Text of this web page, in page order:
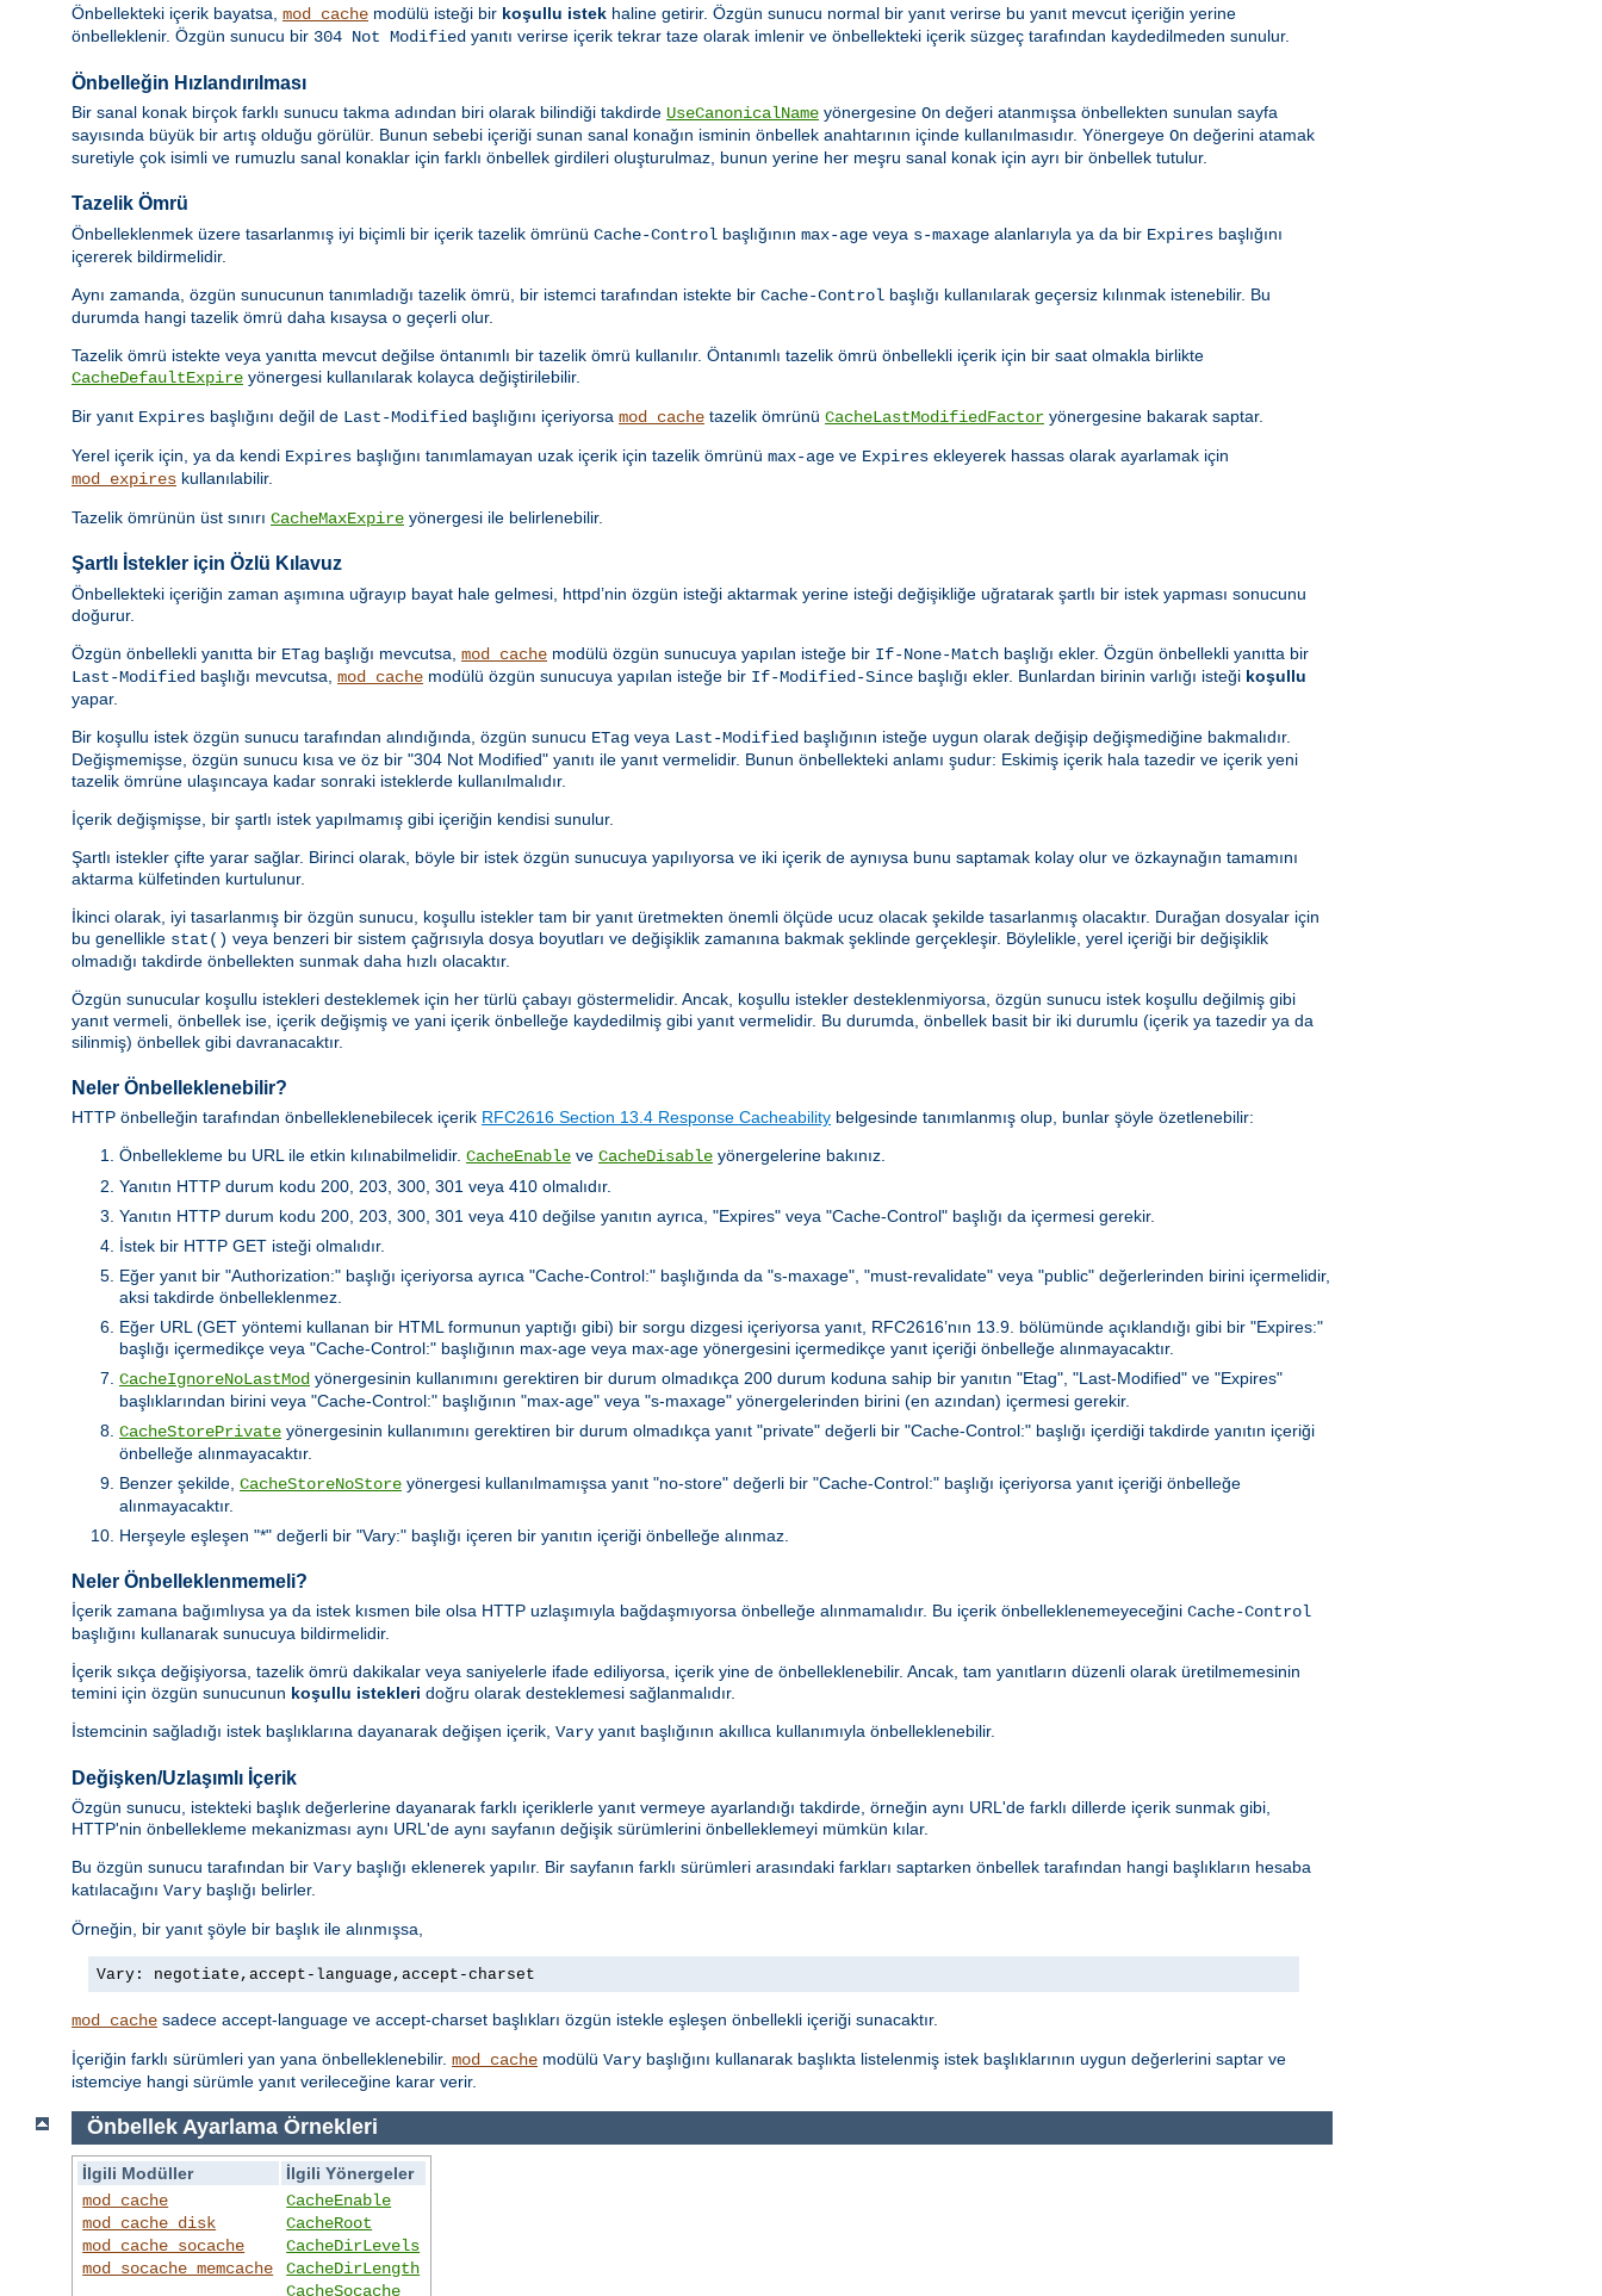
Önbellekteki içerik bayatsa, mod_cache modülü isteği bir koşullu istek haline getirir. Özgün sunucu normal bir yanıt verirse bu yanıt mevcut içeriğin yerine
önbelleklenir. Özgün sunucu bir 304 Not Modified yanıtı verirse içerik tekrar taze olarak imlenir ve önbellekteki içerik süzgeç tarafından kaydedilmeden sunulur.
Önbelleğin Hızlandırılması
Bir sanal konak birçok farklı sunucu takma adından biri olarak bilindiği takdirde UseCanonicalName yönergesine On değeri atanmışsa önbellekten sunulan sayfa
sayısında büyük bir artış olduğu görülür. Bunun sebebi içeriği sunan sanal konağın isminin önbellek anahtarının içinde kullanılmasıdır. Yönergeye On değerini atamak
suretiyle çok isimli ve rumuzlu sanal konaklar için farklı önbellek girdileri oluşturulmaz, bunun yerine her meşru sanal konak için ayrı bir önbellek tutulur.
Tazelik Ömrü
Önbelleklenmek üzere tasarlanmış iyi biçimli bir içerik tazelik ömrünü Cache-Control başlığının max-age veya s-maxage alanlarıyla ya da bir Expires başlığını
içererek bildirmelidir.
Aynı zamanda, özgün sunucunun tanımladığı tazelik ömrü, bir istemci tarafından istekte bir Cache-Control başlığı kullanılarak geçersiz kılınmak istenebilir. Bu
durumda hangi tazelik ömrü daha kısaysa o geçerli olur.
Tazelik ömrü istekte veya yanıtta mevcut değilse öntanımlı bir tazelik ömrü kullanılır. Öntanımlı tazelik ömrü önbellekli içerik için bir saat olmakla birlikte
CacheDefaultExpire yönergesi kullanılarak kolayca değiştirilebilir.
Bir yanıt Expires başlığını değil de Last-Modified başlığını içeriyorsa mod_cache tazelik ömrünü CacheLastModifiedFactor yönergesine bakarak saptar.
Yerel içerik için, ya da kendi Expires başlığını tanımlamayan uzak içerik için tazelik ömrünü max-age ve Expires ekleyerek hassas olarak ayarlamak için
mod_expires kullanılabilir.
Tazelik ömrünün üst sınırı CacheMaxExpire yönergesi ile belirlenebilir.
Şartlı İstekler için Özlü Kılavuz
Önbellekteki içeriğin zaman aşımına uğrayıp bayat hale gelmesi, httpd’nin özgün isteği aktarmak yerine isteği değişikliğe uğratarak şartlı bir istek yapması sonucunu
doğurur.
Özgün önbellekli yanıtta bir ETag başlığı mevcutsa, mod_cache modülü özgün sunucuya yapılan isteğe bir If-None-Match başlığı ekler. Özgün önbellekli yanıtta bir
Last-Modified başlığı mevcutsa, mod_cache modülü özgün sunucuya yapılan isteğe bir If-Modified-Since başlığı ekler. Bunlardan birinin varlığı isteği koşullu
yapar.
Bir koşullu istek özgün sunucu tarafından alındığında, özgün sunucu ETag veya Last-Modified başlığının isteğe uygun olarak değişip değişmediğine bakmalıdır.
Değişmemişse, özgün sunucu kısa ve öz bir "304 Not Modified" yanıtı ile yanıt vermelidir. Bunun önbellekteki anlamı şudur: Eskimiş içerik hala tazedir ve içerik yeni
tazelik ömrüne ulaşıncaya kadar sonraki isteklerde kullanılmalıdır.
İçerik değişmişse, bir şartlı istek yapılmamış gibi içeriğin kendisi sunulur.
Şartlı istekler çifte yarar sağlar. Birinci olarak, böyle bir istek özgün sunucuya yapılıyorsa ve iki içerik de aynıysa bunu saptamak kolay olur ve özkaynağın tamamını
aktarma külfetinden kurtulunur.
İkinci olarak, iyi tasarlanmış bir özgün sunucu, koşullu istekler tam bir yanıt üretmekten önemli ölçüde ucuz olacak şekilde tasarlanmış olacaktır. Durağan dosyalar için
bu genellikle stat() veya benzeri bir sistem çağrısıyla dosya boyutları ve değişiklik zamanına bakmak şeklinde gerçekleşir. Böylelikle, yerel içeriği bir değişiklik
olmadığı takdirde önbellekten sunmak daha hızlı olacaktır.
Özgün sunucular koşullu istekleri desteklemek için her türlü çabayı göstermelidir. Ancak, koşullu istekler desteklenmiyorsa, özgün sunucu istek koşullu değilmiş gibi
yanıt vermeli, önbellek ise, içerik değişmiş ve yani içerik önbelleğe kaydedilmiş gibi yanıt vermelidir. Bu durumda, önbellek basit bir iki durumlu (içerik ya tazedir ya da
silinmiş) önbellek gibi davranacaktır.
Neler Önbelleklenebilir?
HTTP önbelleğin tarafından önbelleklenebilecek içerik RFC2616 Section 13.4 Response Cacheability belgesinde tanımlanmış olup, bunlar şöyle özetlenebilir:
Önbellekleme bu URL ile etkin kılınabilmelidir. CacheEnable ve CacheDisable yönergelerine bakınız.
Yanıtın HTTP durum kodu 200, 203, 300, 301 veya 410 olmalıdır.
Yanıtın HTTP durum kodu 200, 203, 300, 301 veya 410 değilse yanıtın ayrıca, "Expires" veya "Cache-Control" başlığı da içermesi gerekir.
İstek bir HTTP GET isteği olmalıdır.
Eğer yanıt bir "Authorization:" başlığı içeriyorsa ayrıca "Cache-Control:" başlığında da "s-maxage", "must-revalidate" veya "public" değerlerinden birini içermelidir,
aksi takdirde önbelleklenmez.
Eğer URL (GET yöntemi kullanan bir HTML formunun yaptığı gibi) bir sorgu dizgesi içeriyorsa yanıt, RFC2616’nın 13.9. bölümünde açıklandığı gibi bir "Expires:"
başlığı içermedikçe veya "Cache-Control:" başlığının max-age veya max-age yönergesini içermedikçe yanıt içeriği önbelleğe alınmayacaktır.
CacheIgnoreNoLastMod yönergesinin kullanımını gerektiren bir durum olmadıkça 200 durum koduna sahip bir yanıtın "Etag", "Last-Modified" ve "Expires"
başlıklarından birini veya "Cache-Control:" başlığının "max-age" veya "s-maxage" yönergelerinden birini (en azından) içermesi gerekir.
CacheStorePrivate yönergesinin kullanımını gerektiren bir durum olmadıkça yanıt "private" değerli bir "Cache-Control:" başlığı içerdiği takdirde yanıtın içeriği
önbelleğe alınmayacaktır.
Benzer şekilde, CacheStoreNoStore yönergesi kullanılmamışsa yanıt "no-store" değerli bir "Cache-Control:" başlığı içeriyorsa yanıt içeriği önbelleğe
alınmayacaktır.
Herşeyle eşleşen "*" değerli bir "Vary:" başlığı içeren bir yanıtın içeriği önbelleğe alınmaz.
Neler Önbelleklenmemeli?
İçerik zamana bağımlıysa ya da istek kısmen bile olsa HTTP uzlaşımıyla bağdaşmıyorsa önbelleğe alınmamalıdır. Bu içerik önbelleklenemeyeceğini Cache-Control
başlığını kullanarak sunucuya bildirmelidir.
İçerik sıkça değişiyorsa, tazelik ömrü dakikalar veya saniyelerle ifade ediliyorsa, içerik yine de önbelleklenebilir. Ancak, tam yanıtların düzenli olarak üretilmemesinin
temini için özgün sunucunun koşullu istekleri doğru olarak desteklemesi sağlanmalıdır.
İstemcinin sağladığı istek başlıklarına dayanarak değişen içerik, Vary yanıt başlığının akıllıca kullanımıyla önbelleklenebilir.
Değişken/Uzlaşımlı İçerik
Özgün sunucu, istekteki başlık değerlerine dayanarak farklı içeriklerle yanıt vermeye ayarlandığı takdirde, örneğin aynı URL'de farklı dillerde içerik sunmak gibi,
HTTP'nin önbellekleme mekanizması aynı URL'de aynı sayfanın değişik sürümlerini önbelleklemeyi mümkün kılar.
Bu özgün sunucu tarafından bir Vary başlığı eklenerek yapılır. Bir sayfanın farklı sürümleri arasındaki farkları saptarken önbellek tarafından hangi başlıkların hesaba
katılacağını Vary başlığı belirler.
Örneğin, bir yanıt şöyle bir başlık ile alınmışsa,
Vary: negotiate,accept-language,accept-charset
mod_cache sadece accept-language ve accept-charset başlıkları özgün istekle eşleşen önbellekli içeriği sunacaktır.
İçeriğin farklı sürümleri yan yana önbelleklenebilir. mod_cache modülü Vary başlığını kullanarak başlıkta listelenmiş istek başlıklarının uygun değerlerini saptar ve
istemciye hangi sürümle yanıt verileceğine karar verir.
Önbellek Ayarlama Örnekleri
İlgili Modüller
İlgili Yönergeler
mod_cache
mod_cache_disk
mod_cache_socache
mod_socache_memcache
CacheEnable
CacheRoot
CacheDirLevels
CacheDirLength
CacheSocache